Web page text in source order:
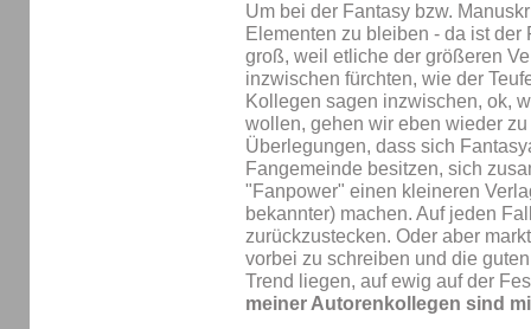
Um bei der Fantasy bzw.
Elementen zu bleiben - da ist der
groß, weil etliche der größeren
inzwischen fürchten, wie der
Kollegen sagen inzwischen, ok,
wollen, gehen wir eben wieder
Überlegungen, dass sich
Fangemeinde besitzen, sich
"Fanpower" einen kleineren
bekannter) machen. Auf jeden
zurückzustecken. Oder aber
vorbei zu schreiben und die
Trend liegen, auf ewig auf der
meiner Autorenkollegen sind